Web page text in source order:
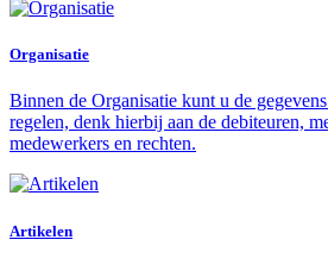
Organisatie
Binnen de Organisatie kunt u de
regelen, denk hierbij aan de debiteuren,
medewerkers en rechten.
Artikelen